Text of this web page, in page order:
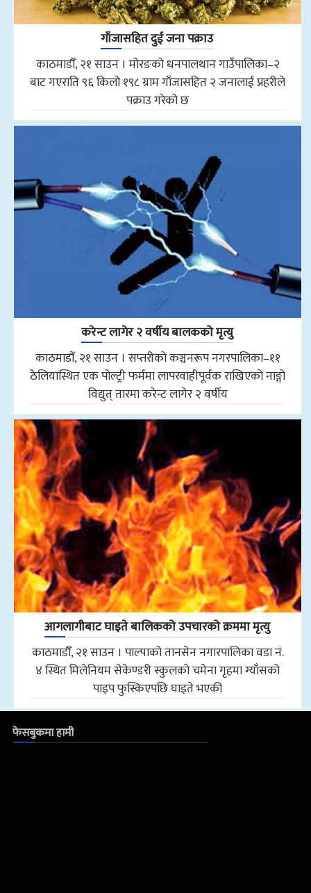
गाँजासहित दुई जना पक्राउ
काठमाडौँ, २१ साउन । मोरङको धनपालथान गाउँपालिका–२
बाट गएराति ९६ किलो १९८ ग्राम गाँजासहित २ जनालाई प्रहरीले
पक्राउ गरेको छ
करेन्ट लागेर २ वर्षीय बालकको मृत्यु
काठमाडौँ, २१ साउन । सप्तरीको कञ्चनरूप नगरपालिका–११
ठेलियास्थित एक पोल्ट्री फर्ममा लापरवाहीपूर्वक राखिएको नाङ्गो
विद्युत् तारमा करेन्ट लागेर २ वर्षीय
आगलागीबाट घाइते बालिकको उपचारको क्रममा मृत्यु
काठमाडौँ, २१ साउन । पाल्पाको तानसेन नगारपालिका वडा नं.
४ स्थित मिलेनियम सेकेण्डरी स्कुलको चमेना गृहमा ग्याँसको
पाइप फुस्किएपछि घाइते भएकी
फेसबुकमा हामी